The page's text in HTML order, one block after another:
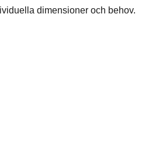
dimensioner och behov.